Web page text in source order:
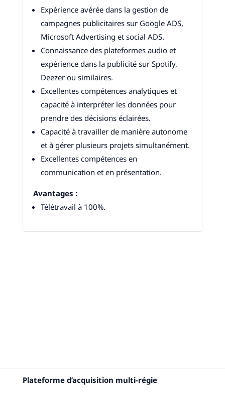
Expérience avérée dans la gestion de
campagnes publicitaires sur Google ADS,
Microsoft Advertising et social ADS.
Connaissance des plateformes audio et
expérience dans la publicité sur Spotify,
Deezer ou similaires.
Excellentes compétences analytiques et
capacité à interpréter les données pour
prendre des décisions éclairées.
Capacité à travailler de manière autonome
et à gérer plusieurs projets simultanément.
Excellentes compétences en
communication et en présentation.
Avantages :
Télétravail à 100%.
Plateforme d’acquisition multi-régie